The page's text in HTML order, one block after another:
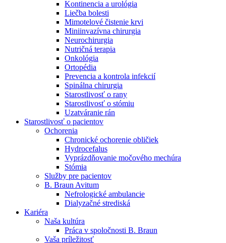
Nefrologické ambulancie
V nefrologických ambulanciách prevádzkujeme poradenstvo
a prípravu pacientov k jednotlivým metódam náhrady funkcie
obličiek. Zvoľte si mesto, ktoré potrebujete a navštívte nás.
Kontinencia a urológia
Liečba bolesti
Mimotelové čistenie krvi
Miniinvazívna chirurgia
Neurochirurgia
Nutričná terapia
Onkológia
Ortopédia
Prevencia a kontrola infekcií
Spinálna chirurgia
Starostlivosť o rany
Starostlivosť o stómiu
Uzatváranie rán
Starostlivosť o pacientov
Ochorenia
Chronické ochorenie obličiek
Hydrocefalus
Vyprázdňovanie močového mechúra
Stómia
Služby pre pacientov
B. Braun Avitum
Nefrologické ambulancie
Dialyzačné strediská
Kariéra
Naša kultúra
Práca v spoločnosti B. Braun
Vaša príležitosť